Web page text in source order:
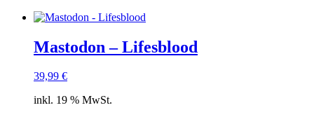
Mastodon – Lifesblood
39,99 €
inkl. 19 % MwSt.